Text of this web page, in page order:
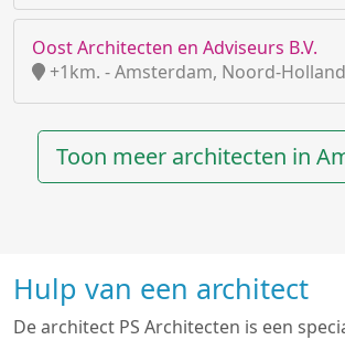
Oost Architecten en Adviseurs B.V.
+1km. - Amsterdam, Noord-Holland
Toon meer architecten in
Hulp van een architect
De architect PS Architecten is een